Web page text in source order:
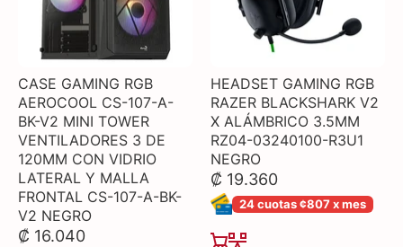
CASE GAMING RGB
AEROCOOL CS-107-A-
BK-V2 MINI TOWER
VENTILADORES 3 DE
120MM CON VIDRIO
LATERAL Y MALLA
FRONTAL CS-107-A-BK-
V2 NEGRO
₡ 16.040
HEADSET GAMING RGB
RAZER BLACKSHARK V2
X ALÁMBRICO 3.5MM
RZ04-03240100-R3U1
NEGRO
₡ 19.360
24 cuotas ¢807 x mes